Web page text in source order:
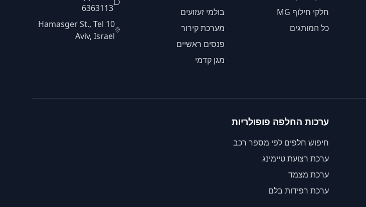
חלקי חילוף MG
כל המותגים
בולמי זעזועים
מערכת קירור
פנסים ראשיים
מגן קדמי
6363113
10 Hamasger St., Tel
Aviv, Israel
ערכות החלפה פופולריות
חיפוש חלפים לפי מספר רכב
ערכת רצועת טיימינג
ערכת מצמד
ערכת רפידות בלם